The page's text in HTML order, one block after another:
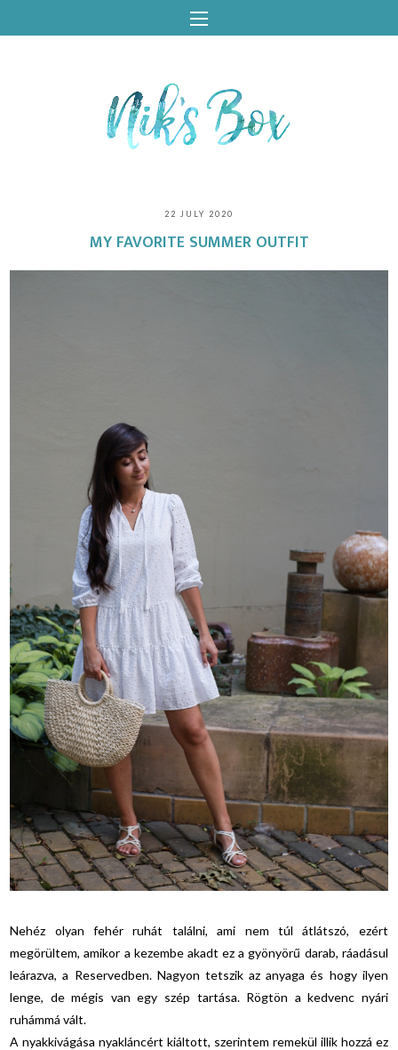
22 JULY 2020
MY FAVORITE SUMMER OUTFIT
Nehéz olyan fehér ruhát találni, ami nem túl átlátszó, ezért
megörültem, amikor a kezembe akadt ez a gyönyörű darab, ráadásul
leárazva, a Reservedben. Nagyon tetszik az anyaga és hogy ilyen
lenge, de mégis van egy szép tartása. Rögtön a kedvenc nyári
ruhámmá vált.
A nyakkivágása nyakláncért kiáltott, szerintem remekül illik hozzá ez